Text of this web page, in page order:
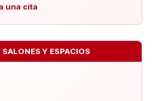
una cita
Y ESPACIOS